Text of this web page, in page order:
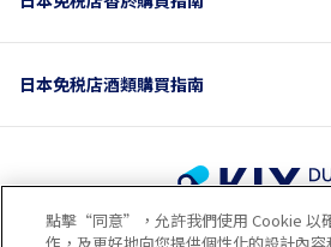
日本免税店酒類購買指南
使用條款 隱私政策
點擊“同意”，允許我們使用 Cookie 以